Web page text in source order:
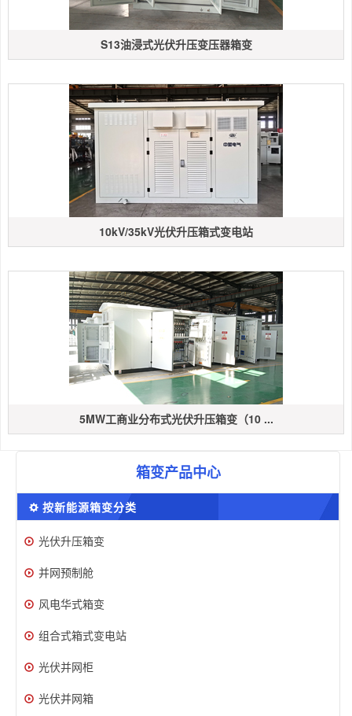
S13油浸式光伏升压变压器箱变
10kV/35kV光伏升压箱式变电站
5MW工商业分布式光伏升压箱变（10 ...
箱变产品中心
按新能源箱变分类
光伏升压箱变
并网预制舱
风电华式箱变
组合式箱式变电站
光伏并网柜
光伏并网箱